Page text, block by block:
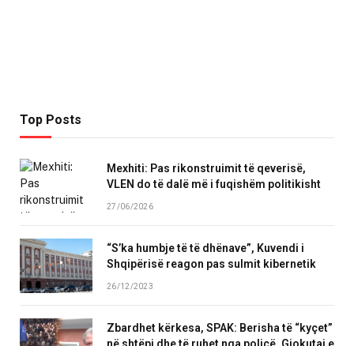
Top Posts
Mexhiti: Pas rikonstruimit të qeverisë,
VLEN do të dalë më i fuqishëm politikisht
27/06/2026
“S’ka humbje të të dhënave”, Kuvendi i
Shqipërisë reagon pas sulmit kibernetik
26/12/2023
Zbardhet kërkesa, SPAK: Berisha të “kyçet”